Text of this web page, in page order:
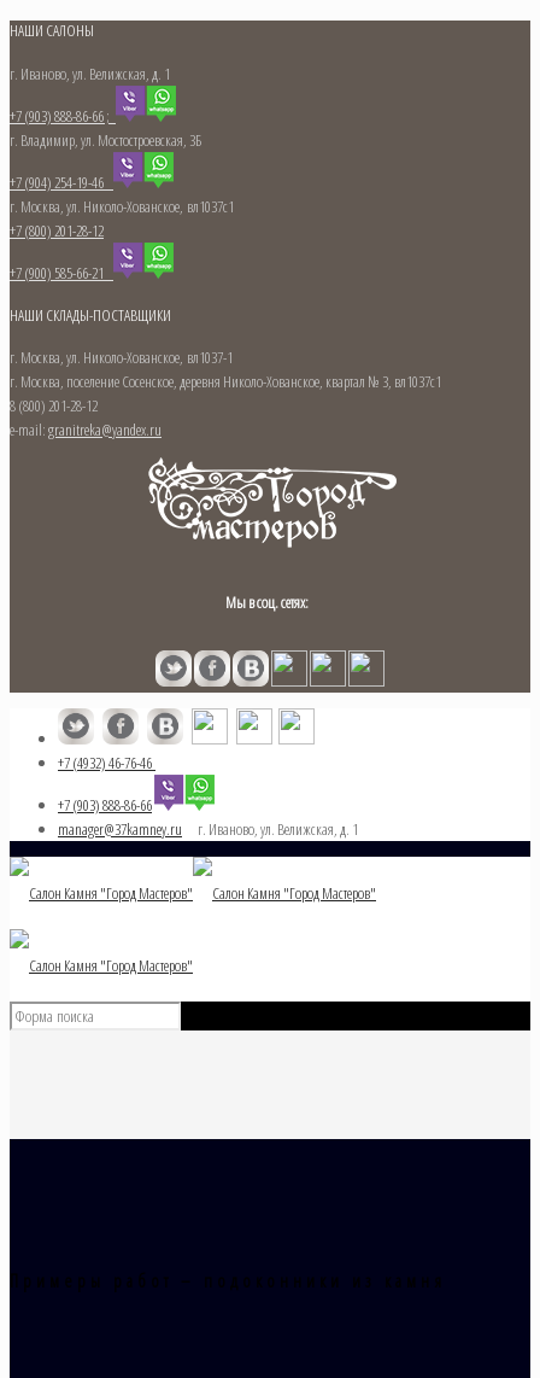
НАШИ САЛОНЫ
г. Иваново, ул. Велижская, д. 1
+7 (903) 888-86-66 ;
г. Владимир, ул. Мостостроевская, 3Б
+7 (904) 254-19-46
г. Москва, ул. Николо-Хованское, вл1037с1
+7 (800) 201-28-12
+7 (900) 585-66-21
НАШИ СКЛАДЫ-ПОСТАВЩИКИ
г. Москва, ул. Николо-Хованское, вл1037-1
г. Москва, поселение Сосенское, деревня Николо-Хованское, квартал № 3, вл1037с1
8 (800) 201-28-12
e-mail:granitreka@yandex.ru
Мы в соц. сетях:
+7 (4932) 46-76-46
+7 (903) 888-86-66
manager@37kamney.ru г. Иваново, ул. Велижская, д. 1
Примеры работ – подоконники из камня